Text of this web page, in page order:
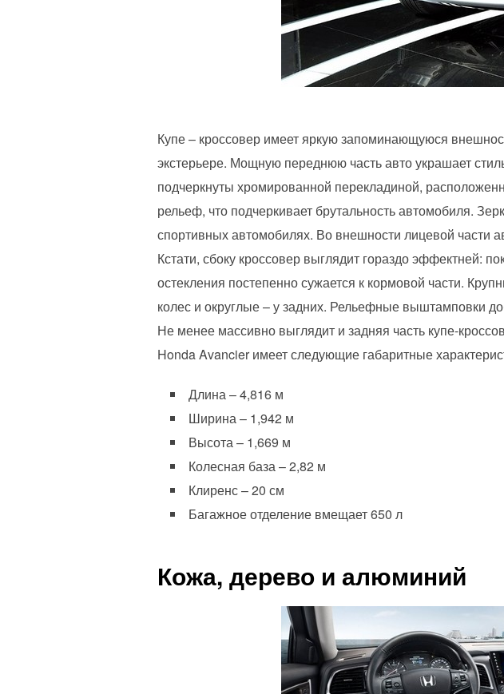
Купе – кроссовер имеет яркую запоминающуюся
экстерьере. Мощную переднюю часть авто украшает
подчеркнуты хромированной перекладиной,
рельеф, что подчеркивает брутальность автомобиля.
спортивных автомобилях. Во внешности лицевой части
Кстати, сбоку кроссовер выглядит гораздо эффектней:
остекления постепенно сужается к кормовой части.
колес и округлые – у задних. Рельефные выштамповки
Не менее массивно выглядит и задняя часть купе-
Honda Avancier имеет следующие габаритные
Длина – 4,816 м
Ширина – 1,942 м
Высота – 1,669 м
Колесная база – 2,82 м
Клиренс – 20 см
Багажное отделение вмещает 650 л
Кожа, дерево и алюминий